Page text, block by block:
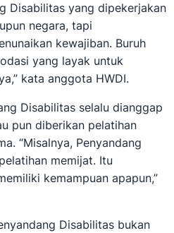
Disabilitas yang dipekerjakan
negara, tapi
kewajiban. Buruh
yang layak untuk
kata anggota HWDI.
Disabilitas selalu dianggap
pun diberikan pelatihan
“Misalnya, Penyandang
memijat. Itu
kemampuan apapun,”
Disabilitas bukan